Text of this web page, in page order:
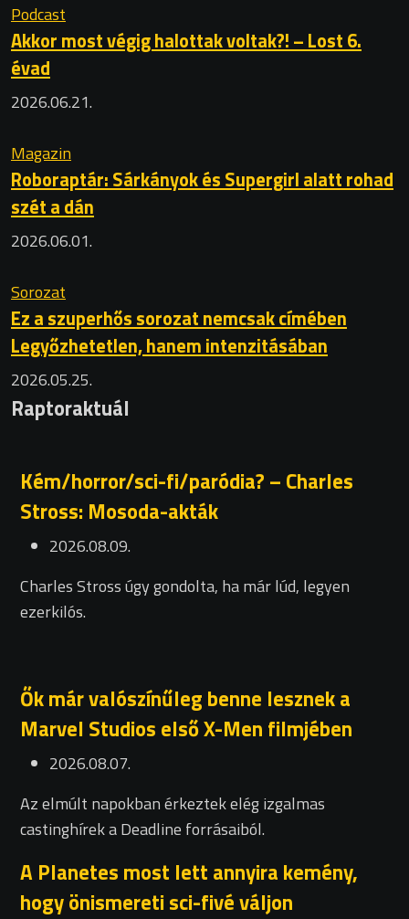
Podcast
Akkor most végig halottak voltak?! – Lost 6.
évad
2026.06.21.
Magazin
Roboraptár: Sárkányok és Supergirl alatt rohad
szét a dán
2026.06.01.
Sorozat
Ez a szuperhős sorozat nemcsak címében
Legyőzhetetlen, hanem intenzitásában
2026.05.25.
Raptoraktuál
Kém/horror/sci-fi/paródia? – Charles
Stross: Mosoda-akták
2026.08.09.
Charles Stross úgy gondolta, ha már lúd, legyen
ezerkilós.
Ők már valószínűleg benne lesznek a
Marvel Studios első X-Men filmjében
2026.08.07.
Az elmúlt napokban érkeztek elég izgalmas
castinghírek a Deadline forrásaiból.
A Planetes most lett annyira kemény,
hogy önismereti sci-fivé váljon